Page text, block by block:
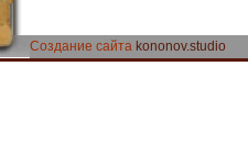
Создание сайта kononov.studio